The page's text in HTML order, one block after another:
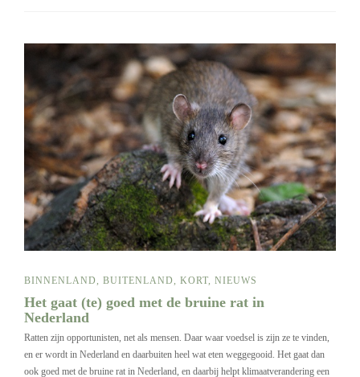
BINNENLAND BUITENLAND KORT NIEUWS
Het gaat (te) goed met de bruine rat in
Nederland
Ratten zijn opportunisten, net als mensen. Daar waar voedsel is zijn ze te vinden,
en er wordt in Nederland en daarbuiten heel wat eten weggegooid. Het gaat dan
ook goed met de bruine rat in Nederland, en daarbij helpt klimaatverandering een